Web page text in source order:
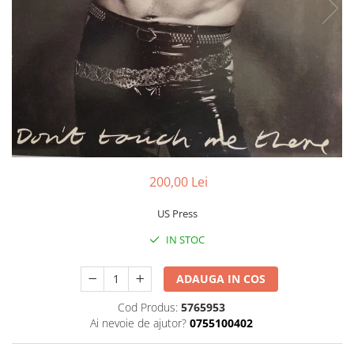
Viniluri Românești
Colecția Electrecord
200,00 Lei
US Press
IN STOC
ADAUGA IN COS
Cod Produs: 5765953
Ai nevoie de ajutor? 0755100402